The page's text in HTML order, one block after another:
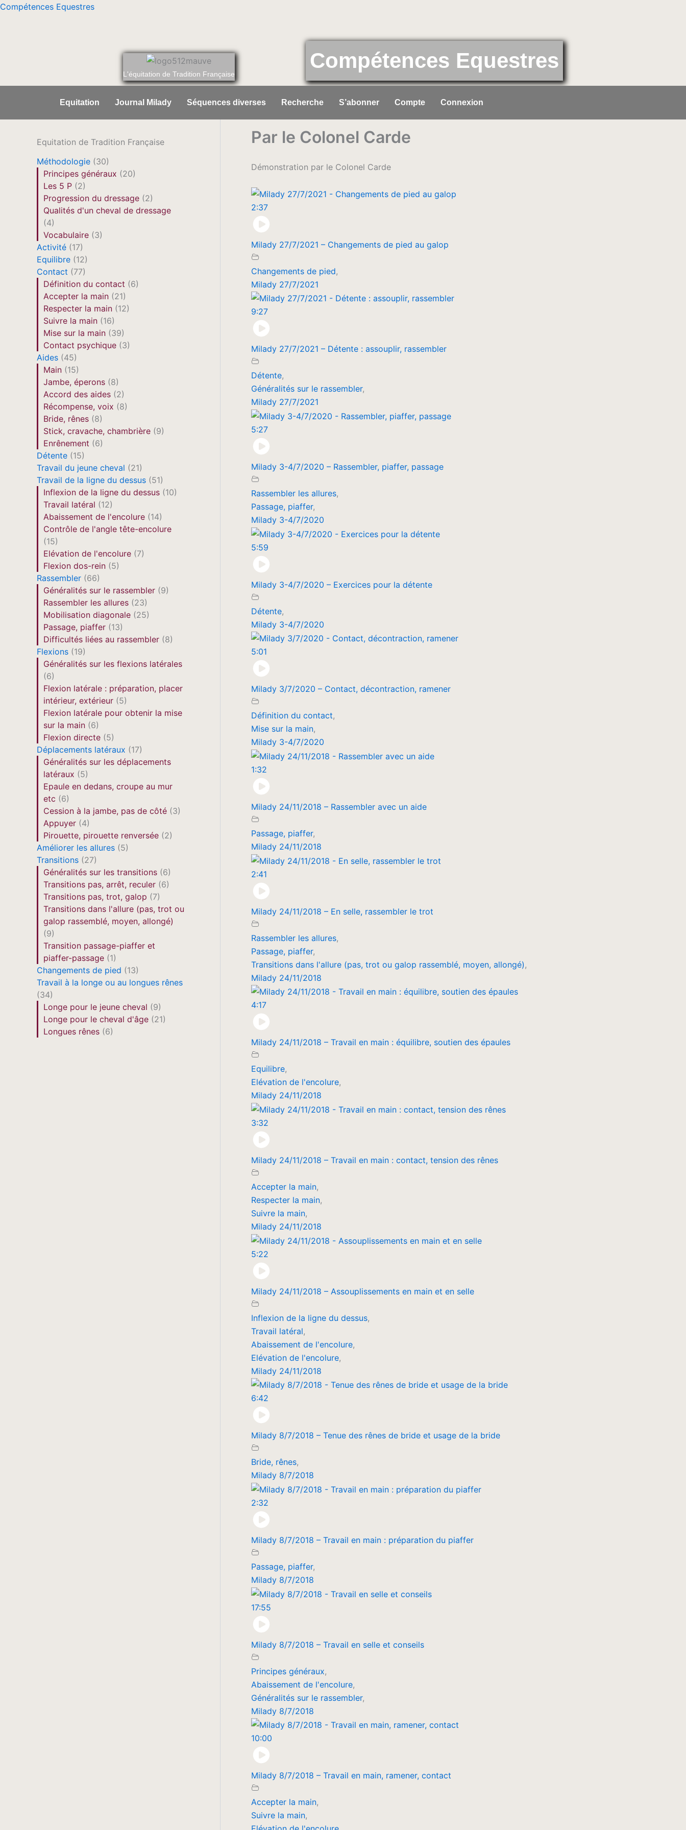
Aller
Compétences Equestres
L'équitation de Tradition Française
Compétences Equestres
Equitation Journal Milady Séquences diverses Recherche S’abonner Compte Connexion
Equitation de Tradition Française
Méthodologie (30)
Principes généraux (20)
Les 5 P (2)
Progression du dressage (2)
Qualités d'un cheval de dressage
(4)
Vocabulaire (3)
Activité (17)
Equilibre (12)
Contact (77)
Définition du contact (6)
Accepter la main (21)
Respecter la main (12)
Suivre la main (16)
Mise sur la main (39)
Contact psychique (3)
Aides (45)
Main (15)
Jambe, éperons (8)
Accord des aides (2)
Récompense, voix (8)
Bride, rênes (8)
Stick, cravache, chambrière (9)
Enrênement (6)
Détente (15)
Travail du jeune cheval (21)
Travail de la ligne du dessus (51)
Inflexion de la ligne du dessus (10)
Travail latéral (12)
Abaissement de l'encolure (14)
Contrôle de l'angle tête-encolure
(15)
Elévation de l'encolure (7)
Flexion dos-rein (5)
Rassembler (66)
Généralités sur le rassembler (9)
Rassembler les allures (23)
Mobilisation diagonale (25)
Passage, piaffer (13)
Difficultés liées au rassembler (8)
Flexions (19)
Généralités sur les flexions latérales
(6)
Flexion latérale : préparation, placer
intérieur, extérieur (5)
Flexion latérale pour obtenir la mise
sur la main (6)
Flexion directe (5)
Déplacements latéraux (17)
Généralités sur les déplacements
latéraux (5)
Epaule en dedans, croupe au mur
etc (6)
Cession à la jambe, pas de côté (3)
Appuyer (4)
Pirouette, pirouette renversée (2)
Améliorer les allures (5)
Transitions (27)
Généralités sur les transitions (6)
Transitions pas, arrêt, reculer (6)
Transitions pas, trot, galop (7)
Transitions dans l'allure (pas, trot ou
galop rassemblé, moyen, allongé)
(9)
Transition passage-piaffer et
piaffer-passage (1)
Changements de pied (13)
Travail à la longe ou au longues rênes
(34)
Longe pour le jeune cheval (9)
Longe pour le cheval d'âge (21)
Longues rênes (6)
Par le Colonel Carde
Démonstration par le Colonel Carde
2:37
Milady 27/7/2021 – Changements de pied au galop
Changements de pied,
Milady 27/7/2021
9:27
Milady 27/7/2021 – Détente : assouplir, rassembler
Détente,
Généralités sur le rassembler,
Milady 27/7/2021
5:27
Milady 3-4/7/2020 – Rassembler, piaffer, passage
Rassembler les allures,
Passage, piaffer,
Milady 3-4/7/2020
5:59
Milady 3-4/7/2020 – Exercices pour la détente
Détente,
Milady 3-4/7/2020
5:01
Milady 3/7/2020 – Contact, décontraction, ramener
Définition du contact,
Mise sur la main,
Milady 3-4/7/2020
1:32
Milady 24/11/2018 – Rassembler avec un aide
Passage, piaffer,
Milady 24/11/2018
2:41
Milady 24/11/2018 – En selle, rassembler le trot
Rassembler les allures,
Passage, piaffer,
Transitions dans l'allure (pas, trot ou galop rassemblé, moyen, allongé) ,
Milady 24/11/2018
4:17
Milady 24/11/2018 – Travail en main : équilibre, soutien des épaules
Equilibre,
Elévation de l'encolure,
Milady 24/11/2018
3:32
Milady 24/11/2018 – Travail en main : contact, tension des rênes
Accepter la main,
Respecter la main,
Suivre la main,
Milady 24/11/2018
5:22
Milady 24/11/2018 – Assouplissements en main et en selle
Inflexion de la ligne du dessus,
Travail latéral,
Abaissement de l'encolure,
Elévation de l'encolure,
Milady 24/11/2018
6:42
Milady 8/7/2018 – Tenue des rênes de bride et usage de la bride
Bride, rênes,
Milady 8/7/2018
2:32
Milady 8/7/2018 – Travail en main : préparation du piaffer
Passage, piaffer,
Milady 8/7/2018
17:55
Milady 8/7/2018 – Travail en selle et conseils
Principes généraux,
Abaissement de l'encolure,
Généralités sur le rassembler,
Milady 8/7/2018
10:00
Milady 8/7/2018 – Travail en main, ramener, contact
Accepter la main,
Suivre la main,